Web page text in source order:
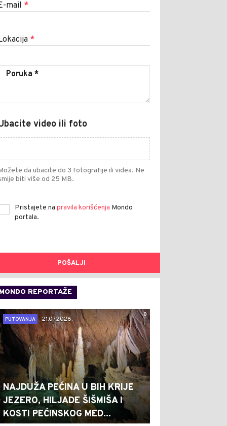
mail *
*
video ili foto
da ubacite do 3 fotografije ili videa. Ne
biti više od 25 MB.
Pristajete na pravila korišćenja Mondo
portala.
POŠALJI
MONDO REPORTAŽE
0
PUTOVANJA
21.07.2026.
NAJDUŽA PEĆINA U BIH KRIJE
JEZERO, HILJADE ŠIŠMIŠA I
KOSTI PEĆINSKOG MED...